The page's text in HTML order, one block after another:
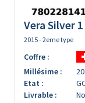
Vera Silver
2015 - 2eme type
Coffre :
Millésime :
Etat :
Livrable :